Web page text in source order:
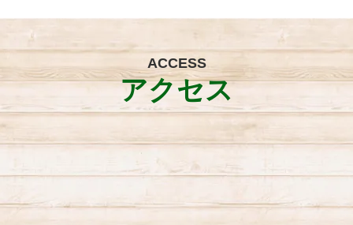
ACCESS
アクセス